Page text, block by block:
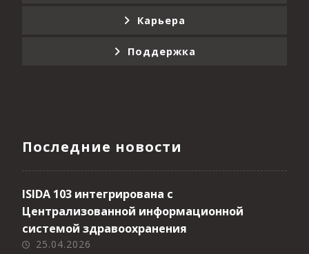
Карьера
Поддержка
Последние новости
ISIDA 103 интегрирована с
Централизованной информационной
системой здравоохранения
25.04.2026